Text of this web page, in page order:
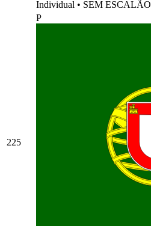
Individual • SEM ESCALÃO
225
P